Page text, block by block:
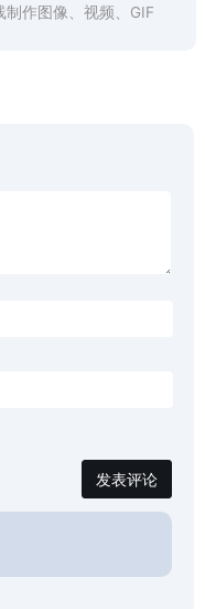
制作图像、视频、GIF
发表评论